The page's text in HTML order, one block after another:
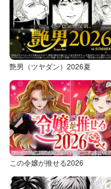
艶男（ツヤダン）2026夏
この令嬢が推せる2026